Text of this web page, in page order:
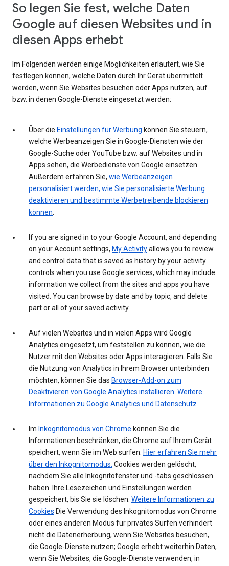
So legen Sie fest, welche Daten
Google auf diesen Websites und in
diesen Apps erhebt
Im Folgenden werden einige Möglichkeiten erläutert, wie Sie
festlegen können, welche Daten durch Ihr Gerät übermittelt
werden, wenn Sie Websites besuchen oder Apps nutzen, auf
bzw. in denen Google-Dienste eingesetzt werden:
Über die Einstellungen für Werbung können Sie steuern,
welche Werbeanzeigen Sie in Google-Diensten wie der
Google-Suche oder YouTube bzw. auf Websites und in
Apps sehen, die Werbedienste von Google einsetzen.
Außerdem erfahren Sie, wie Werbeanzeigen
personalisiert werden, wie Sie personalisierte Werbung
deaktivieren und bestimmte Werbetreibende blockieren
können.
If you are signed in to your Google Account, and depending
on your Account settings, My Activityallows you to review
and control data that is saved as history by your activity
controls when you use Google services, which may include
information we collect from the sites and apps you have
visited. You can browse by date and by topic, and delete
part or all of your saved activity.
Auf vielen Websites und in vielen Apps wird Google
Analytics eingesetzt, um feststellen zu können, wie die
Nutzer mit den Websites oder Apps interagieren. Falls Sie
die Nutzung von Analytics in Ihrem Browser unterbinden
möchten, können Sie das Browser-Add-on zum
Deaktivieren von Google Analytics installieren. Weitere
Informationen zu Google Analytics und Datenschutz
Im Inkognitomodus von Chrome können Sie die
Informationen beschränken, die Chrome auf Ihrem Gerät
speichert, wenn Sie im Web surfen. Hier erfahren Sie mehr
über den Inkognitomodus. Cookies werden gelöscht,
nachdem Sie alle Inkognitofenster und -tabs geschlossen
haben. Ihre Lesezeichen und Einstellungen werden
gespeichert, bis Sie sie löschen. Weitere Informationen zu
Cookies Die Verwendung des Inkognitomodus von Chrome
oder eines anderen Modus für privates Surfen verhindert
nicht die Datenerherbung, wenn Sie Websites besuchen,
die Google-Dienste nutzen; Google erhebt weiterhin Daten,
wenn Sie Websites, die Google-Dienste verwenden, in